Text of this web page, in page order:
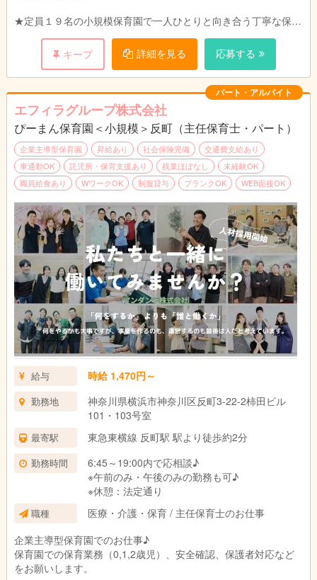
★定員１９名の小規模保育園で一人ひとりと向き合う丁寧な保育
ご家庭、職員、地域のトライアングルで子どもたちの成長を見守
れるような環境づくりを目指しています。
キープ 詳細を見る 応募する
パート・アルバイト
エフィラグループ株式会社
ぴーまん保育園＜小規模＞反町（主任保育士・パート）
企業主導型保育園 昇給あり 社会保険完備
交通費支給あり
車通勤OK
託児所・保育支援あり 残業ほぼなし
未経験OK
職員給食あり
WワークOK 制服貸与 ブランクOK WEB面接OK
給与 時給 1,470円～
勤務地
神奈川県横浜市神奈川区反町3-22-2柿田ビル
101・103号室
最寄駅 東急東横線 反町駅 駅より徒歩約2分
勤務時間
6:45～19:00内で応相談♪
※午前のみ・午後のみの勤務も可♪
※休憩：法定通り
職種
医療・介護・保育 / 主任保育士のお仕事
企業主導型保育園でのお仕事♪
保育園での保育業務（0,1,2歳児）、安全確認、保護者対応など
をお願いします。